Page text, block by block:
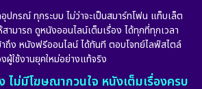
กรณ์ ทุกระบบ ไม่ว่าจะเป็นสมาร์ทโฟน แท็บเล็ต
ามารถ ดูหนังออนไลน์เต็มเรื่อง ได้ทุกที่ทุกเวลา
ถึง หนังฟรีออนไลน์ ได้ทันที ตอบโจทย์ไลฟ์สไตล์
ผู้ใช้งานยุคใหม่อย่างแท้จริง
ไม่มีโฆษณากวนใจ หนังเต็มเรื่องครบ